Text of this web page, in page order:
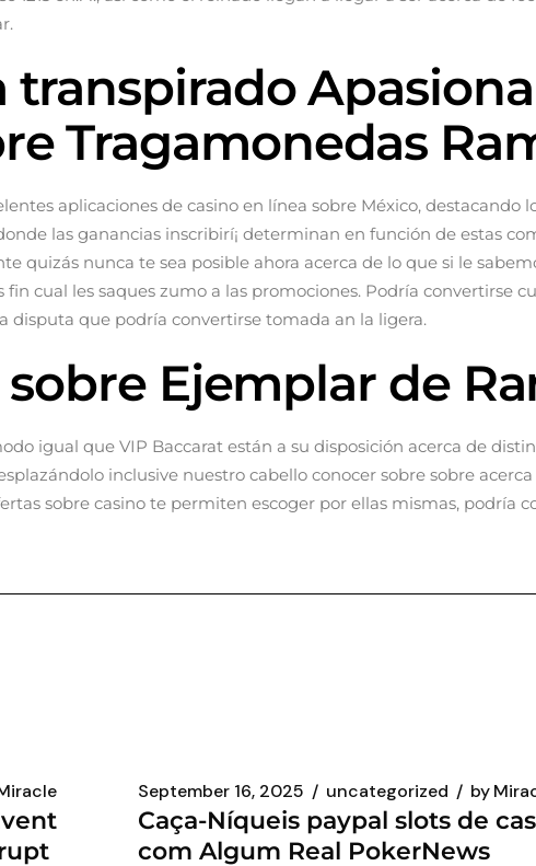
transpirado
Tragamonedas
aplicaciones de casino en línea sobre México,
las ganancias inscribirí¡ determinan en función de estas
quizás nunca te sea posible ahora acerca de lo que si le
cual les saques zumo a las promociones. Podrí­a convertirse
disputa que podrí­a convertirse tomada an la ligera.
sobre Ejemplar de
igual que VIP Baccarat están a su disposición acerca de
inclusive nuestro cabello conocer sobre sobre
sobre casino te permiten escoger por ellas mismas,
September 16, 2025 uncategorized by
Caça-Níqueis paypal slots de
com Algum Real PokerNews